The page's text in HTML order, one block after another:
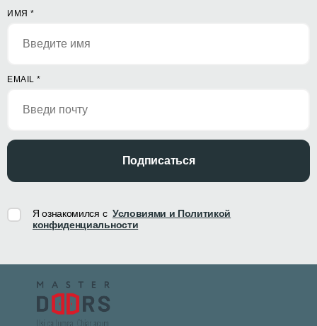
ИМЯ *
EMAIL *
Подписаться
Я ознакомился с Условиями и Политикой
конфиденциальности